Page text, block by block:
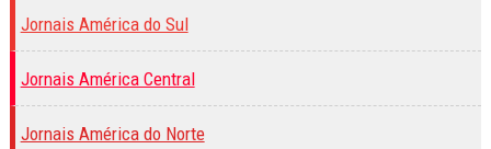
Jornais América do Sul
Jornais América Central
Jornais América do Norte